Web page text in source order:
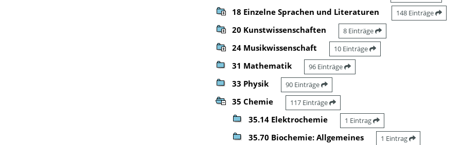
18 Einzelne Sprachen und Literaturen 148 Einträge
20 Kunstwissenschaften 8 Einträge
24 Musikwissenschaft 10 Einträge
31 Mathematik 96 Einträge
33 Physik 90 Einträge
35 Chemie 117 Einträge
35.14 Elektrochemie 1 Eintrag
35.70 Biochemie: Allgemeines 1 Eintrag